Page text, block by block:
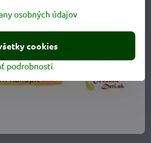
osobných údajov
podrobnosti
cookies